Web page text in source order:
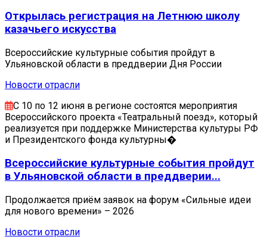
Открылась регистрация на Летнюю школу
казачьего искусства
Всероссийские культурные события пройдут в
Ульяновской области в преддверии Дня России
Новости отрасли
С 10 по 12 июня в регионе состоятся мероприятия
Всероссийского проекта «Театральный поезд», который
реализуется при поддержке Министерства культуры РФ
и Президентского фонда культурны�
Всероссийские культурные события пройдут
в Ульяновской области в преддверии...
Продолжается приём заявок на форум «Сильные идеи
для нового времени» – 2026
Новости отрасли